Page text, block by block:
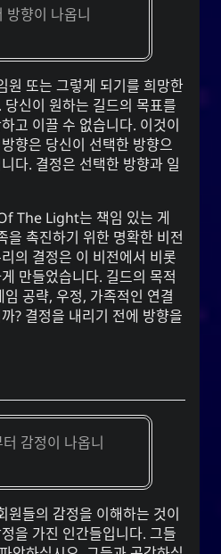
방향이 나옵니
원 또는 그렇게 되기를 희망한
신이 원하는 길드의 목표를
고 이끌 수 없습니다. 이것이
향은 당신이 선택한 방향으
다. 결정은 선택한 방향과 일
The Light는 책임 있는 게
을 촉진하기 위한 명확한 비전
의 결정은 이 비전에서 비롯
만들었습니다. 길드의 목적
공략, 우정, 가족적인 연결
? 결정을 내리기 전에 방향을
감정이 나옵니
원들의 감정을 이해하는 것이
을 가진 인간들입니다. 그들
소셜 링크